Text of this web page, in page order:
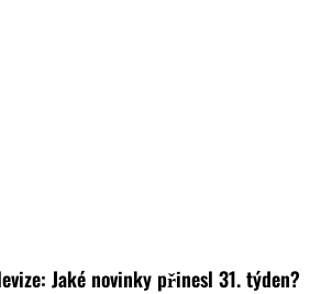
Jaké novinky přinesl 31. týden?